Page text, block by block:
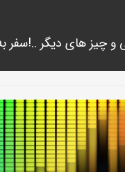
و چیز های دیگر